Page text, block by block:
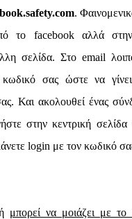
.
το facebook αλλά στην
σελίδα. Στο email
κωδικό σας ώστε να
Και ακολουθεί ένας
στην κεντρική
login με τον κωδικό
μπορεί να μοιάζει με το